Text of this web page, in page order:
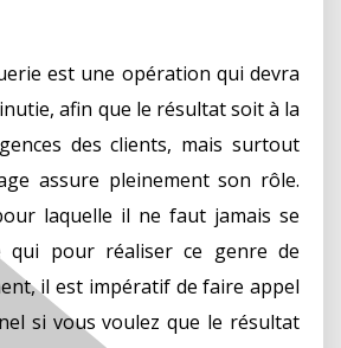
est une opération qui devra
afin que le résultat soit à la
des clients, mais surtout
assure pleinement son rôle.
laquelle il ne faut jamais se
qui pour réaliser ce genre de
il est impératif de faire appel
si vous voulez que le résultat